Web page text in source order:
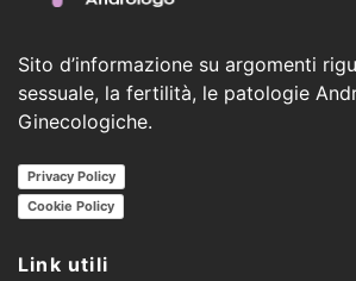
Sito d’informazione su argomenti
sessuale, la fertilità, le patologie
Ginecologiche.
Privacy Policy
Cookie Policy
Link utili